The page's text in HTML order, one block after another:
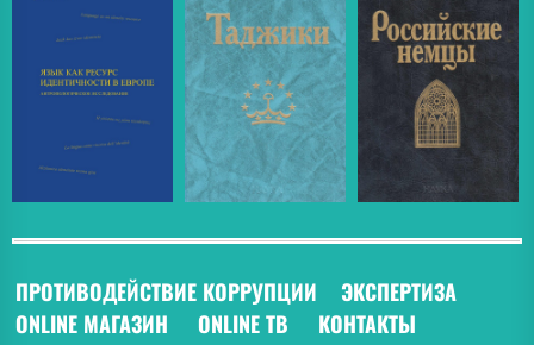
ПРОТИВОДЕЙСТВИЕ КОРРУПЦИИ ЭКСПЕРТИЗА
ONLINE МАГАЗИН
ONLINE ТВ КОНТАКТЫ